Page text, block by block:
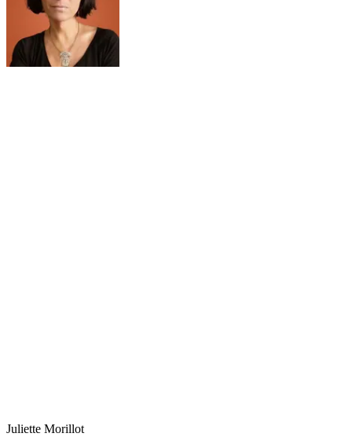
Juliette Morillot